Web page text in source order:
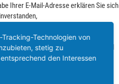
Ihrer E-Mail-Adresse erklären Sie sich
zu erhalten.
ohne Angabe von Gründen per E-Mail
finden Sie unter Datenschutz
Technologien von
stetig zu
den Interessen